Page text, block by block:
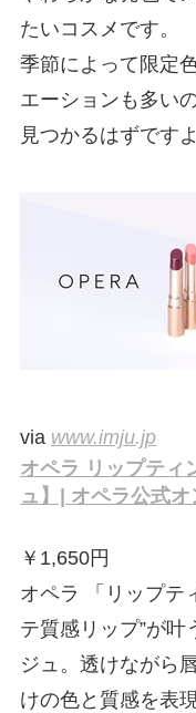
たいコスメです。
季節によって限定
エーションも多い
見つかるはずですよ
via www.imju.jp
オペラ リップティ
ュ】| オペラ公式
￥ 1,650円
オペラ 「リップテ
テ質感リップ”が
ジュ。透けながら
けの色と質感を表